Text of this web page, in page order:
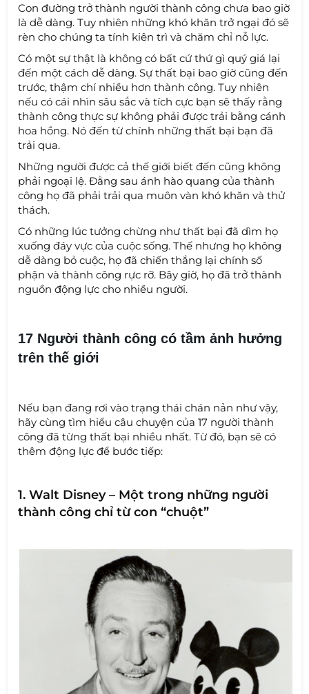
Con đường trở thành người thành công chưa bao giờ
là dễ dàng. Tuy nhiên những khó khăn trở ngại đó sẽ
rèn cho chúng ta tính kiên trì và chăm chỉ nỗ lực.
Có một sự thật là không có bất cứ thứ gì quý giá lại
đến một cách dễ dàng. Sự thất bại bao giờ cũng đến
trước, thậm chí nhiều hơn thành công. Tuy nhiên
nếu có cái nhìn sâu sắc và tích cực bạn sẽ thấy rằng
thành công thực sự không phải được trải bằng cánh
hoa hồng. Nó đến từ chính những thất bại bạn đã
trải qua.
Những người được cả thế giới biết đến cũng không
phải ngoại lệ. Đằng sau ánh hào quang của thành
công họ đã phải trải qua muôn vàn khó khăn và thử
thách.
Có những lúc tưởng chừng như thất bại đã dìm họ
xuống đáy vực của cuộc sống. Thế nhưng họ không
dễ dàng bỏ cuộc, họ đã chiến thắng lại chính số
phận và thành công rực rỡ. Bây giờ, họ đã trở thành
nguồn động lực cho nhiều người.
17 Người thành công có tầm ảnh hưởng
trên thế giới
Nếu bạn đang rơi vào trạng thái chán nản như vậy,
hãy cùng tìm hiểu câu chuyện của 17 người thành
công đã từng thất bại nhiều nhất. Từ đó, bạn sẽ có
thêm động lực để bước tiếp:
1. Walt Disney – Một trong những người
thành công chỉ từ con “chuột”